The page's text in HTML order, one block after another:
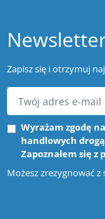
Zapisz się i otrzymuj
Wyrażam zgodę
handlowych
Zapoznałem się z
Możesz zrezygnować